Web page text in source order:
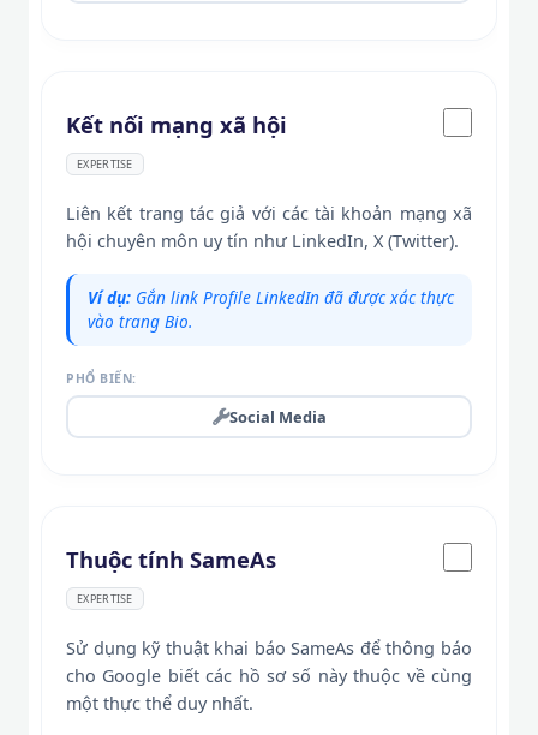
Kết nối mạng xã hội
EXPERTISE
Liên kết trang tác giả với các tài khoản mạng xã
hội chuyên môn uy tín như LinkedIn, X (Twitter).
Ví dụ: Gắn link Profile LinkedIn đã được xác thực
vào trang Bio.
PHỔ BIẾN:
Social Media
Thuộc tính SameAs
EXPERTISE
Sử dụng kỹ thuật khai báo SameAs để thông báo
cho Google biết các hồ sơ số này thuộc về cùng
một thực thể duy nhất.